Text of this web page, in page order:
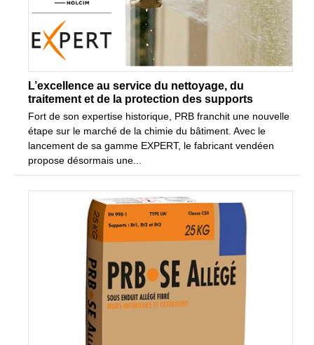
L’excellence au service du nettoyage, du
traitement et de la protection des supports
Fort de son expertise historique, PRB franchit une nouvelle
étape sur le marché de la chimie du bâtiment. Avec le
lancement de sa gamme EXPERT, le fabricant vendéen
propose désormais une...